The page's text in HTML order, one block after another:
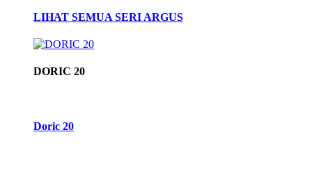
LIHAT SEMUA SERI ARGUS
DORIC 20
Doric 20